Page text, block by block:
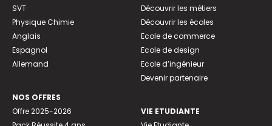
SVT
Physique Chimie
Anglais
Espagnol
Allemand
NOS OFFRES
Offre 2025-2026
Découvrir les métiers
Découvrir les écoles
Ecole de commerce
Ecole de design
Ecole d’ingénieur
Devenir partenaire
VIE ETUDIANTE